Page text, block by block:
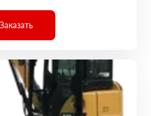
Заказать